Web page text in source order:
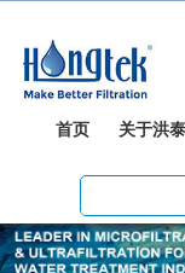
首页 关于洪泰